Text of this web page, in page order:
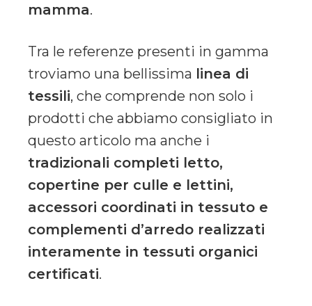
mamma.
Tra le referenze presenti in gamma
troviamo una bellissima linea di
tessili, che comprende non solo i
prodotti che abbiamo consigliato in
questo articolo ma anche i
tradizionali completi letto,
copertine per culle e lettini,
accessori coordinati in tessuto e
complementi d’arredo realizzati
interamente in tessuti organici
certificati.